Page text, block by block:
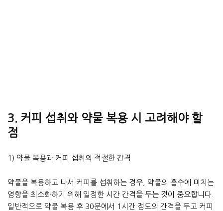
3. 커피 섭취와 약물 복용 시 고려해야 할
점
1) 약물 복용과 커피 섭취의 적절한 간격
약물을 복용하고 나서 커피를 섭취하는 경우, 약물의 흡수에 미치는
영향을 최소화하기 위해 일정한 시간 간격을 두는 것이 중요합니다.
일반적으로 약물 복용 후 30분에서 1시간 정도의 간격을 두고 커피